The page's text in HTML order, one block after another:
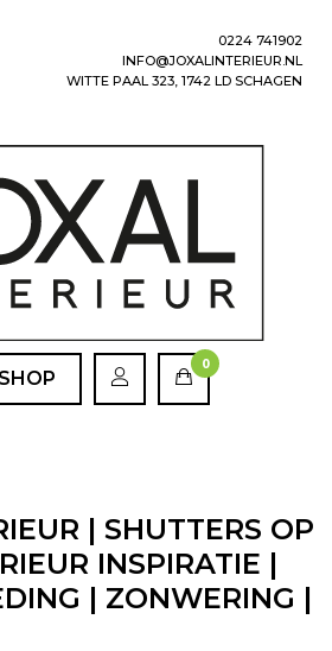
0224 741902
INFO@JOXALINTERIEUR.NL
WITTE PAAL 323, 1742 LD SCHAGEN
0
| SHUTTERS OP
INSPIRATIE |
| ZONWERING |